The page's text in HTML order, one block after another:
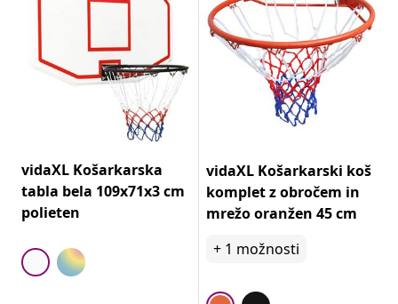
vidaXL Košarkarska
tabla bela 109x71x3 cm
polieten
vidaXL Košarkarski koš
komplet z obročem in
mrežo oranžen 45 cm
+ 1 možnosti